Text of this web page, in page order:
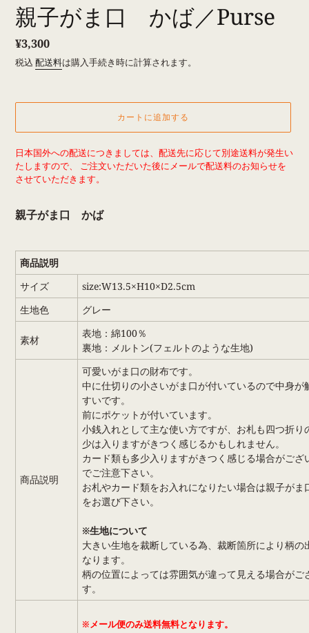
親子がま口 かば／Purse
通
常
¥3,300
税込 配送料は購入手続き時に計算されます。
カートに追加する
カ
ー
ト
品
加
す
る
日本国外への配送につきましては、配送先に応じて別途送料が発生い
たしますので、 ご注文いただいた後にメールで配送料のお知らせを
させていただきます。
親子がま口 かば
商品説明
サイズ
size:W13.5×H10×D2.5cm
生地色
グレー
素材
表地：綿100％
裏地：メルトン(フェルトのような生地)
商品説明
可愛いがま口の財布です。
中に仕切りの小さいがま口が付いているので中身が
すいです。
前にポケットが付いています。
小銭入れとして主な使い方ですが、お札も四つ折り
少は入りますがきつく感じるかもしれません。
カード類も多少入りますがきつく感じる場合がござ
でご注意下さい。
お札やカード類をお入れになりたい場合は親子がま
をお選び下さい。
※生地について
大きい生地を裁断している為、裁断箇所により柄の
なります。
柄の位置によっては雰囲気が違って見える場合がご
す。
※メール便のみ送料無料となります。